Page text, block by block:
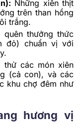
Những xiên thịt
trên than hồng
trắng.
quên thưởng thức
đỏ) chuẩn vị với
thử các món xiên
(cả con), và các
khu chợ đêm như
hương vị